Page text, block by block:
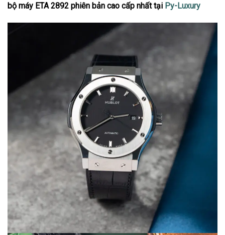
bộ máy ETA 2892 phiên bản cao cấp nhất tại Py-Luxury